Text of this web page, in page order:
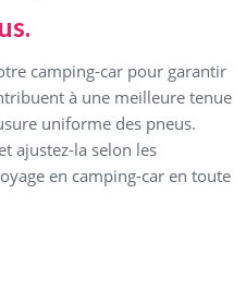
camping-car pour garantir
à une meilleure tenue
uniforme des pneus.
ajustez-la selon les
en camping-car en toute